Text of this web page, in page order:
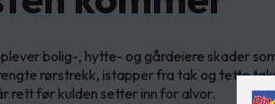
bolig-, hytte- og gårdeiere skader
rørstrekk, istapper fra tak og tette
rett før kulden setter inn for alvor.